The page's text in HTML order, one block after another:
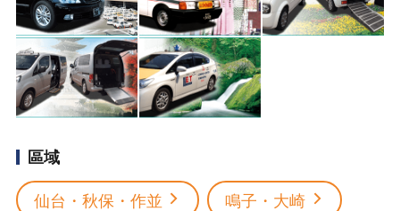
區域
仙台・秋保・作並
鳴子・大崎